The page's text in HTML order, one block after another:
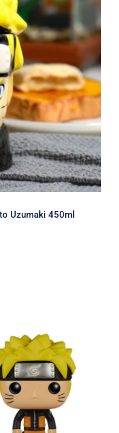
Naruto
Uzumaki 450ml
Naruto
Vinyl Figure